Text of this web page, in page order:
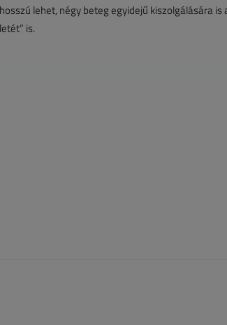
lehet, négy beteg egyidejű kiszolgálására
is.